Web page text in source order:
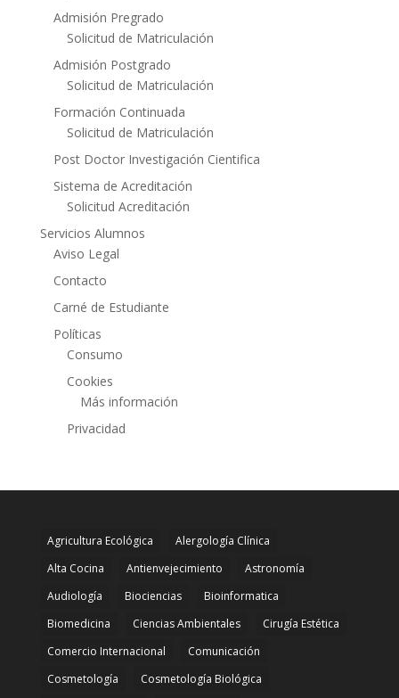
Admisión Pregrado
Solicitud de Matriculación
Admisión Postgrado
Solicitud de Matriculación
Formación Continuada
Solicitud de Matriculación
Post Doctor Investigación Cientifica
Sistema de Acreditación
Solicitud Acreditación
Servicios Alumnos
Aviso Legal
Contacto
Carné de Estudiante
Políticas
Consumo
Cookies
Más información
Privacidad
Agricultura Ecológica
Alergología Clínica
Alta Cocina
Antienvejecimiento
Astronomía
Audiología
Biociencias
Bioinformatica
Biomedicina
Ciencias Ambientales
Cirugía Estética
Comercio Internacional
Comunicación
Cosmetología
Cosmetología Biológica